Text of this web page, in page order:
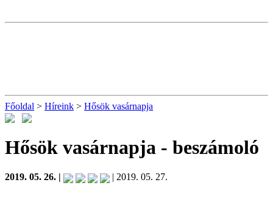
Főoldal > Híreink > Hősök vasárnapja
Hősök vasárnapja - beszámoló
2019. 05. 26. | | 2019. 05. 27.